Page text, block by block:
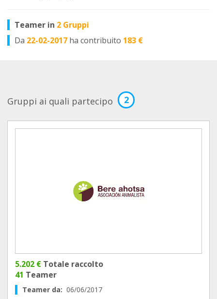
Teamer in 2 Gruppi
Da 22-02-2017 ha contribuito 183 €
Gruppi ai quali partecipo 2
5.202 € Totale raccolto
41 Teamer
Teamer da: 06/06/2017